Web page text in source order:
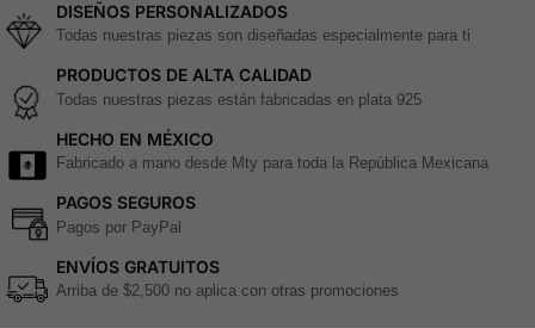
DISEÑOS PERSONALIZADOS
Todas nuestras piezas son diseñadas especialmente para ti
PRODUCTOS DE ALTA CALIDAD
Todas nuestras piezas están fabricadas en plata 925
HECHO EN MÉXICO
Fabricado a mano desde Mty para toda la República Mexicana
PAGOS SEGUROS
Pagos por PayPal
ENVÍOS GRATUITOS
Arriba de $2,500 no aplica con otras promociones